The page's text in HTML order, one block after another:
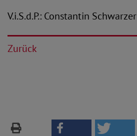
V.i.S.d.P.: Constantin Schwarzer
Zurück